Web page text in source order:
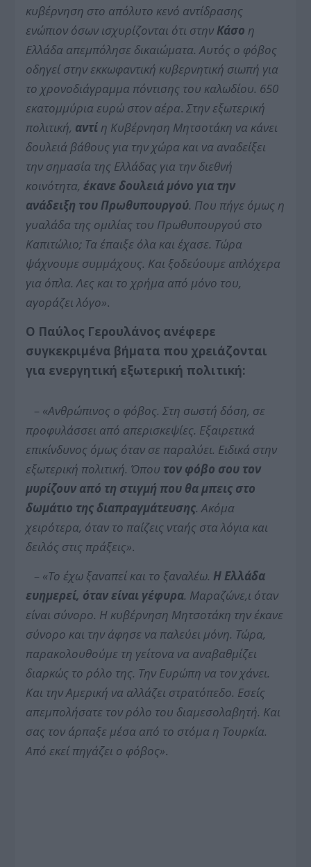
κυβέρνηση στο απόλυτο κενό αντίδρασης
ενώπιον όσων ισχυρίζονται ότι στην Κάσο η
Ελλάδα απεμπόλησε δικαιώματα. Αυτός ο φόβος
οδηγεί στην εκκωφαντική κυβερνητική σιωπή για
το χρονοδιάγραμμα πόντισης του καλωδίου. 650
εκατομμύρια ευρώ στον αέρα.Στην εξωτερική
πολιτική, αντί η Κυβέρνηση Μητσοτάκη να κάνει
δουλειά βάθους για την χώρα και να αναδείξει
την σημασία της Ελλάδας για την διεθνή
κοινότητα,έκανε δουλειά μόνο για την
ανάδειξη του Πρωθυπουργού. Που πήγε όμως η
γυαλάδα της ομιλίας του Πρωθυπουργού στο
Καπιτώλιο; Τα έπαιξε όλα και έχασε. Τώρα
ψάχνουμε συμμάχους. Και ξοδεύουμε απλόχερα
για όπλα. Λες και το χρήμα από μόνο του,
αγοράζει λόγο».
Ο Παύλος Γερουλάνος ανέφερε
συγκεκριμένα βήματα που χρειάζονται
για ενεργητική εξωτερική πολιτική:
– «Ανθρώπινος ο φόβος. Στη σωστή δόση, σε
προφυλάσσει από απερισκεψίες. Εξαιρετικά
επικίνδυνος όμως όταν σε παραλύει. Ειδικά στην
εξωτερική πολιτική. Όπου τον φόβο σου τον
μυρίζουν από τη στιγμή που θα μπεις στο
δωμάτιο της διαπραγμάτευσης. Ακόμα
χειρότερα, όταν το παίζεις νταής στα λόγια και
δειλός στις πράξεις».
– «Το έχω ξαναπεί και το ξαναλέω. Η Ελλάδα
ευημερεί, όταν είναι γέφυρα. Μαραζώνε,ι όταν
είναι σύνορο. Η κυβέρνηση Μητσοτάκη την έκανε
σύνορο και την άφησε να παλεύει μόνη. Τώρα,
παρακολουθούμε τη γείτονα να αναβαθμίζει
διαρκώς το ρόλο της. Την Ευρώπη να τον χάνει.
Και την Αμερική να αλλάζει στρατόπεδο. Εσείς
απεμπολήσατε τον ρόλο του διαμεσολαβητή. Και
σας τον άρπαξε μέσα από το στόμα η Τουρκία.
Από εκεί πηγάζει ο φόβος».